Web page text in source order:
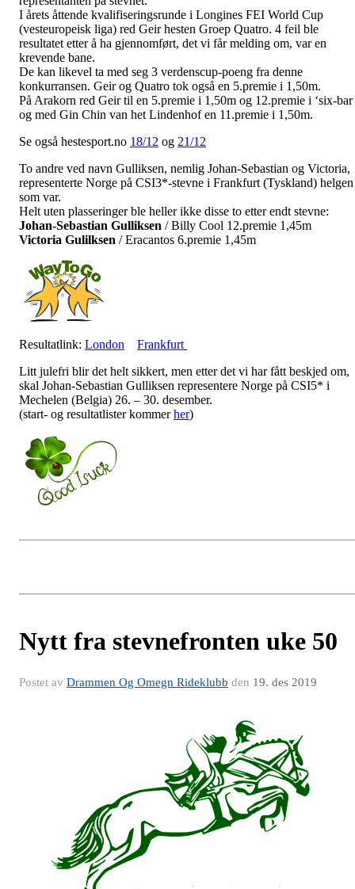
I årets åttende kvalifiseringsrunde i Longines FEI World Cup
(vesteuropeisk liga) red Geir hesten Groep Quatro. 4 feil ble
resultatet etter å ha gjennomført, det vi får melding om, var en
krevende bane.
De kan likevel ta med seg 3 verdenscup-poeng fra denne
konkurransen. Geir og Quatro tok også en 5.premie i 1,50m.
På Arakorn red Geir til en 5.premie i 1,50m og 12.premie i ‘six-
og med Gin Chin van het Lindenhof en 11.premie i 1,50m.
Se også hestesport.no 18/12 og 21/12
To andre ved navn Gulliksen, nemlig Johan-Sebastian og Victoria,
representerte Norge på CSI3*-stevne i Frankfurt (Tyskland) helgen
som var.
Helt uten plasseringer ble heller ikke disse to etter endt stevne:
Johan-Sebastian Gulliksen / Billy Cool 12.premie 1,45m
Victoria Gulilksen / Eracantos 6.premie 1,45m
Resultatlink: London
Frankfurt
Litt julefri blir det helt sikkert, men etter det vi har fått beskjed om,
skal Johan-Sebastian Gulliksen representere Norge på CSI5* i
Mechelen (Belgia) 26. – 30. desember.
(start- og resultatlister kommerher)
Nytt fra stevnefronten uke 50
Postet av Drammen Og Omegn Rideklubb den 19. des 2019